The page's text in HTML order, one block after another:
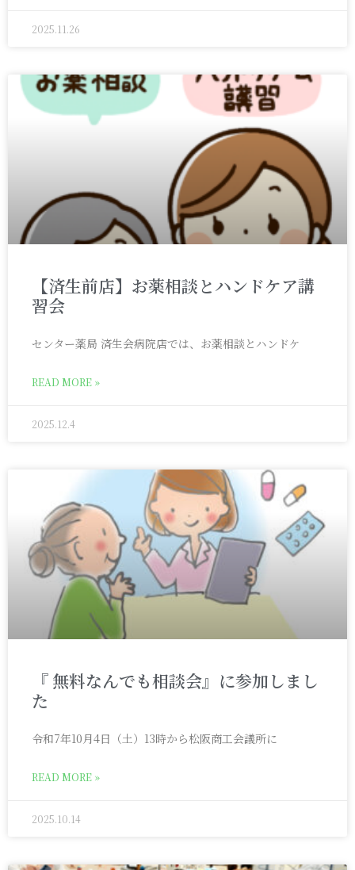
2025.11.26
【済生前店】お薬相談とハンドケア講
習会
センター薬局 済生会病院店では、お薬相談とハンドケ
READ MORE »
2025.12.4
『 無料なんでも相談会』に参加しまし
た
令和7年10月4日（土）13時から松阪商工会議所に
READ MORE »
2025.10.14